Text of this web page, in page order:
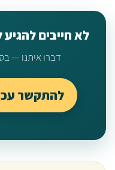
לא חייבים
דברו איתנו —
להתקשר עכשיו: 050-